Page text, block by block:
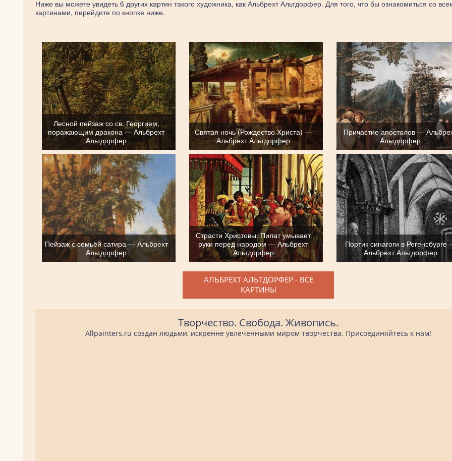
Ниже вы можете увидеть 6 других картин такого художника, как Альбрехт Альтдорфер. Для того, что бы ознакомиться со
картинами, перейдите по кнопке ниже.
Лесной пейзаж со св. Георгием,
поражающим дракона — Альбрехт
Альтдорфер
Святая ночь (Рождество Христа) —
Альбрехт Альтдорфер
Причастие апостолов —
Альтдорфер
Пейзаж с семьёй сатира — Альбрехт
Альтдорфер
Страсти Христовы. Пилат умывает
руки перед народом — Альбрехт
Альтдорфер
Портик синагоги в Регенсбурге
Альбрехт Альтдорфер
АЛЬБРЕХТ АЛЬТДОРФЕР - ВСЕ
КАРТИНЫ
Творчество. Свобода. Живопись.
Allpainters.ru создан людьми, искренне увлеченными миром творчества. Присоединяйтесь к нам!